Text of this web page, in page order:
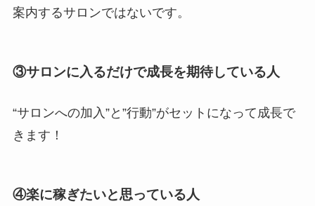
案内するサロンではないです。
③サロンに入るだけで成長を期待している人
“サロンへの加入”と”行動”がセットになって成長で
きます！
④楽に稼ぎたいと思っている人